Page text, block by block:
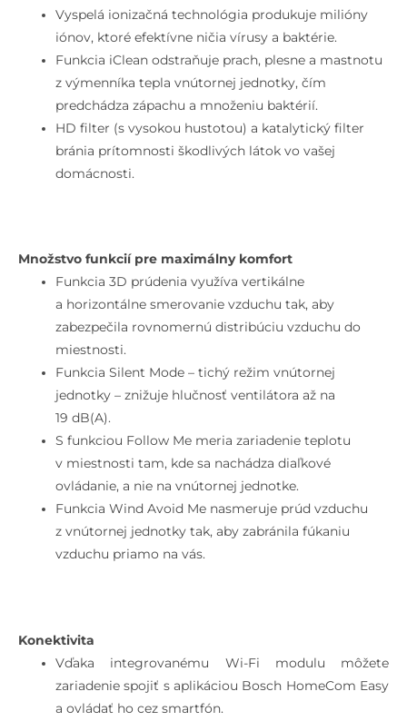
Vyspelá ionizačná technológia produkuje milióny
iónov, ktoré efektívne ničia vírusy a baktérie.
Funkcia iClean odstraňuje prach, plesne a mastnotu
z výmenníka tepla vnútornej jednotky, čím
predchádza zápachu a množeniu baktérií.
HD filter (s vysokou hustotou) a katalytický filter
bránia prítomnosti škodlivých látok vo vašej
domácnosti.
Množstvo funkcií pre maximálny komfort
Funkcia 3D prúdenia využíva vertikálne
a horizontálne smerovanie vzduchu tak, aby
zabezpečila rovnomernú distribúciu vzduchu do
miestnosti.
Funkcia Silent Mode – tichý režim vnútornej
jednotky – znižuje hlučnosť ventilátora až na
19 dB(A).
S funkciou Follow Me meria zariadenie teplotu
v miestnosti tam, kde sa nachádza diaľkové
ovládanie, a nie na vnútornej jednotke.
Funkcia Wind Avoid Me nasmeruje prúd vzduchu
z vnútornej jednotky tak, aby zabránila fúkaniu
vzduchu priamo na vás.
Konektivita
Vďaka integrovanému Wi-Fi modulu môžete
zariadenie spojiť s aplikáciou Bosch HomeCom Easy
a ovládať ho cez smartfón.